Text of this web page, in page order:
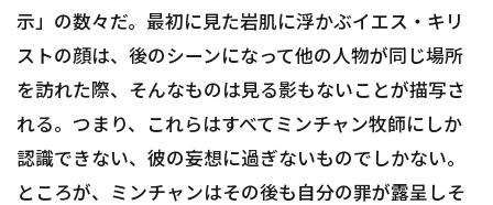
示」の数々だ。最初に見た岩肌に浮かぶイエス・キリ
ストの顔は、後のシーンになって他の人物が同じ場所
を訪れた際、そんなものは見る影もないことが描写さ
れる。つまり、これらはすべてミンチャン牧師にしか
認識できない、彼の妄想に過ぎないものでしかない。
ところが、ミンチャンはその後も自分の罪が露呈しそ